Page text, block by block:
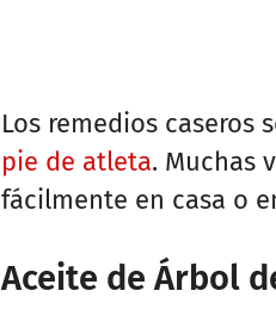
Los remedios caseros
pie de atleta. Muchas
fácilmente en casa o
Aceite de Árbol